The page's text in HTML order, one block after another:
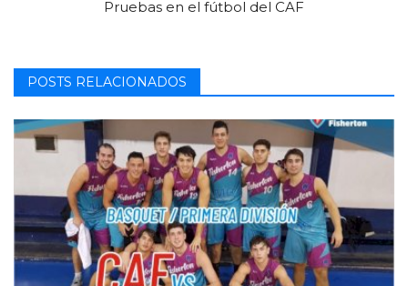
Pruebas en el fútbol del CAF
POSTS RELACIONADOS